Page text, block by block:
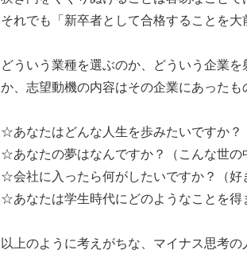
それでも「新卒者として合格することを
どういう業種を選ぶのか、どういう企業
か、志望動機の内容はその企業にあった
☆あなたはどんな人生を歩みたいですか？
☆あなたの夢はなんですか？（こんな世の
☆会社に入ったら何がしたいですか？（好
☆あなたは学生時代にどのようなことを得
以上のように考えがちな、マイナス思考の